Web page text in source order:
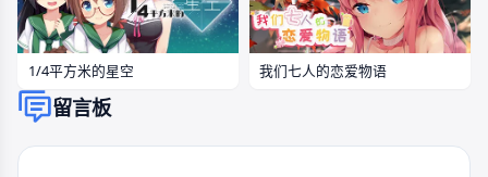
1/4平方米的星空 我们七人的恋爱物语
留言板